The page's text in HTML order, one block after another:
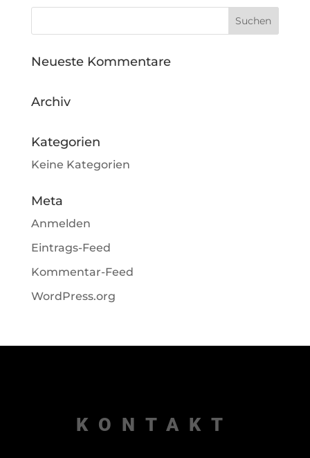
Neueste Kommentare
Archiv
Kategorien
Keine Kategorien
Meta
Anmelden
Eintrags-Feed
Kommentar-Feed
WordPress.org
KONTAKT